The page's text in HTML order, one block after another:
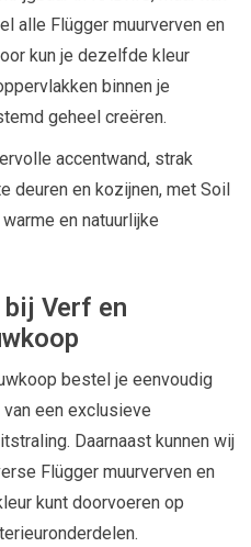
alle Flügger muurverven en
kun je dezelfde kleur
binnen je
geheel creëren.
accentwand, strak
deuren en kozijnen, met Soil
en natuurlijke
bij Verf en
bestel je eenvoudig
een exclusieve
Daarnaast kunnen wij
Flügger muurverven en
kunt doorvoeren op